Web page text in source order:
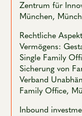
Zentrum für
München,
Rechtliche
Vermögens:
Single Family
Sicherung von
Verband
Family Office,
Inbound